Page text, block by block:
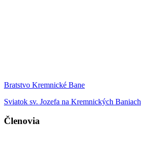
Bratstvo Kremnické Bane
Sviatok sv. Jozefa na Kremnických Baniach
Členovia